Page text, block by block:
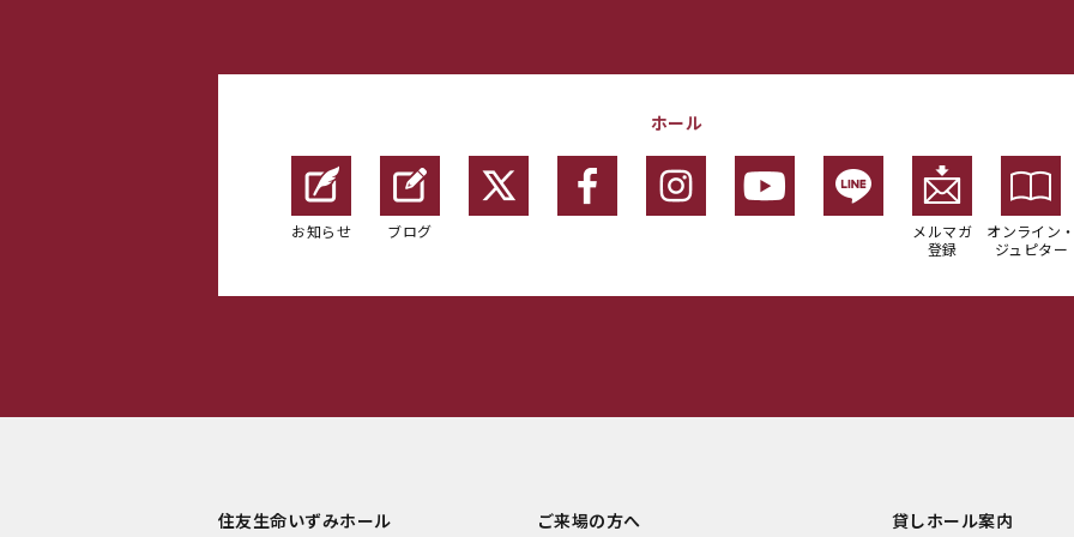
ホール
お知らせ ブログ
メルマガ
登録
オンライン
ジュピター
住友生命いずみホール ご来場の方へ 貸しホール案内